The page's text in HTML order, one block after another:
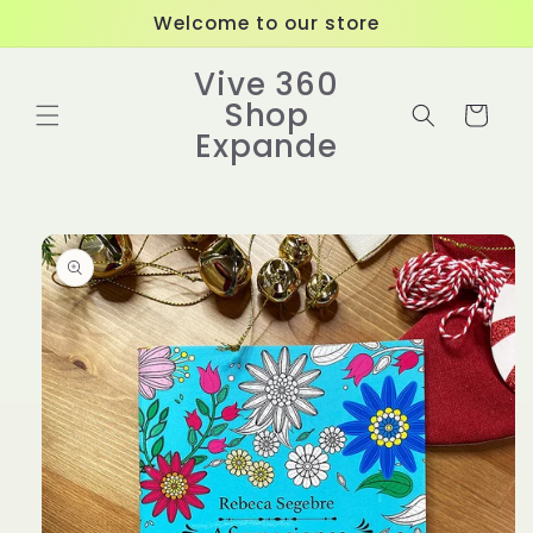
al contenido
Welcome to our store
Vive 360
Shop
Expande
Carrito
directamente
información
del producto